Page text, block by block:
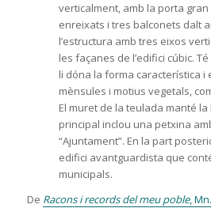
verticalment, amb la porta
enreixats i tres balconets dalt
l’estructura amb tres eixos
les façanes de l’edifici cúbic.
li dóna la forma característica i
mènsules i motius vegetals,
El muret de la teulada manté
principal inclou una petxina
“Ajuntament”. En la part
edifici avantguardista que
municipals.
De Racons i records del meu poble,